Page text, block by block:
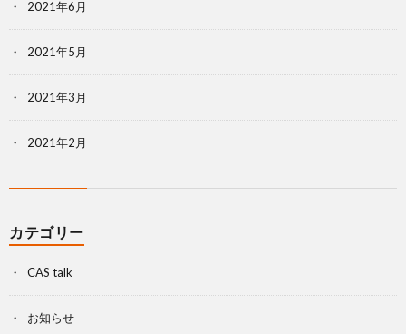
2021年6月
2021年5月
2021年3月
2021年2月
カテゴリー
CAS talk
お知らせ